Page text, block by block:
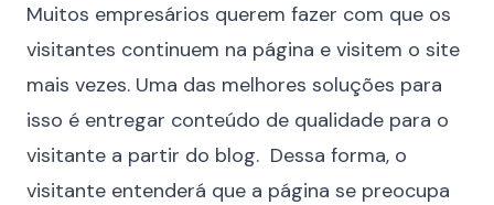
Muitos empresários querem fazer com que os
visitantes continuem na página e visitem o site
mais vezes. Uma das melhores soluções para
isso é entregar conteúdo de qualidade para o
visitante a partir do blog. Dessa forma, o
visitante entenderá que a página se preocupa